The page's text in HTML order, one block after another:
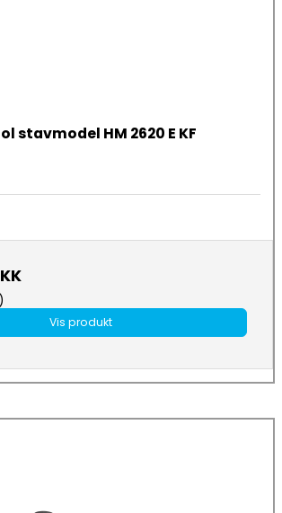
stavmodel HM 2620 E KF
Vis produkt